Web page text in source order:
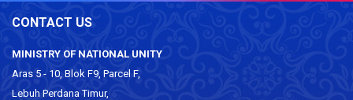
CONTACT US
MINISTRY OF NATIONAL UNITY
Aras 5 - 10, Blok F9, Parcel F,
Lebuh Perdana Timur,